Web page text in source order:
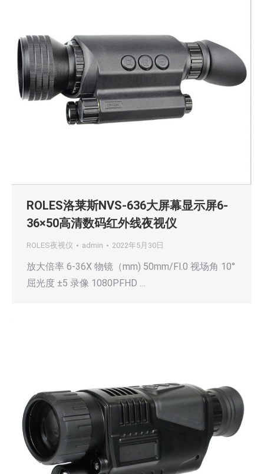
ROLES洛莱斯NVS-636大屏幕显示屏6-
36×50高清数码红外线夜视仪
ROLES夜视仪 admin 2022年5月30日
放大倍率 6-36X 物镜（mm) 50mm/Fl.0 视场角 10°
屈光度 ±5 录像 1080PFHD …